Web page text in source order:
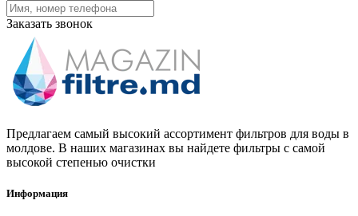
Заказать звонок
Предлагаем самый высокий ассортимент фильтров для воды в
молдове. В наших магазинах вы найдете фильтры с самой
высокой степенью очистки
Информация